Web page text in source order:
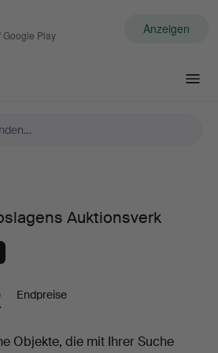
Google Play Anzeigen
Auktionsverk
Endpreise
Objekte, die mit Ihrer Suche